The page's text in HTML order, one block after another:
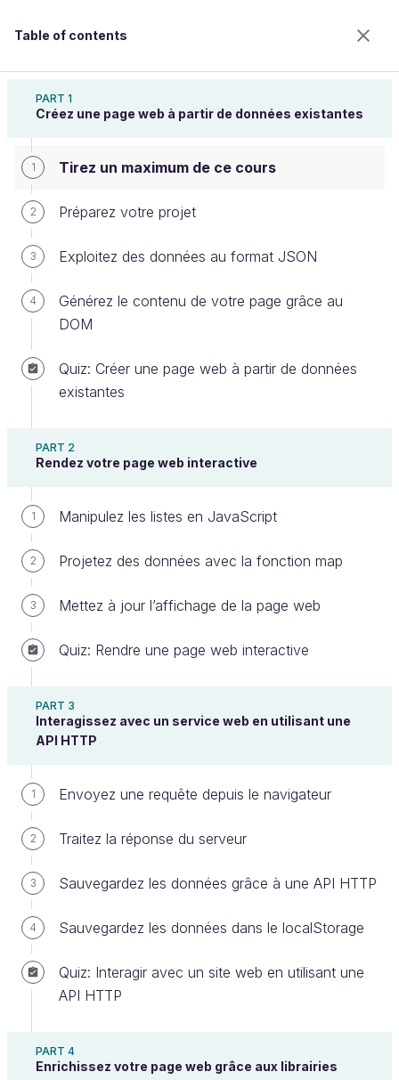
Créez des pages web dynamiques avec
JavaScript
Table of contents
PART 1
Créez une page web à partir de données existantes
1 Tirez un maximum de ce cours
2 Préparez votre projet
3 Exploitez des données au format JSON
4
Générez le contenu de votre page grâce au
DOM
Quiz: Créer une page web à partir de données
existantes
PART 2
Rendez votre page web interactive
1 Manipulez les listes en JavaScript
2 Projetez des données avec la fonction map
3 Mettez à jour l’affichage de la page web
Quiz: Rendre une page web interactive
PART 3
Interagissez avec un service web en utilisant une
API HTTP
1 Envoyez une requête depuis le navigateur
2 Traitez la réponse du serveur
3 Sauvegardez les données grâce à une API HTTP
4 Sauvegardez les données dans le localStorage
Quiz: Interagir avec un site web en utilisant une
API HTTP
PART 4
Enrichissez votre page web grâce aux librairies
Tirez un maximum de ce cours
Welcome to the 100% online school for careers with
a future.
Get free access to all the features of this course
(quizzes, videos, unlimited access to all chapters) by
creating an account.
Bienvenue dans ce cours
Bonjour et bienvenue dans ce cours !
Je suis Thomas, enseignant et développeur en
JavaScript, spécialisé en ingénierie logicielle. Je
Ensemble, nous découvrirons comment créer une
page web, construire une interface et en manipuler
les données. Nous découvrirons également
comment utiliser des librairies pour rendre vos pages
web encore plus dynamiques.
Apprenez en pratiquant
Quoi de mieux que la pratique pour approfondir
votre maîtrise de JavaScript ? C’est ce que je vous
propose dans ce cours où vous aurez pour mission
Pièces
automobiles.